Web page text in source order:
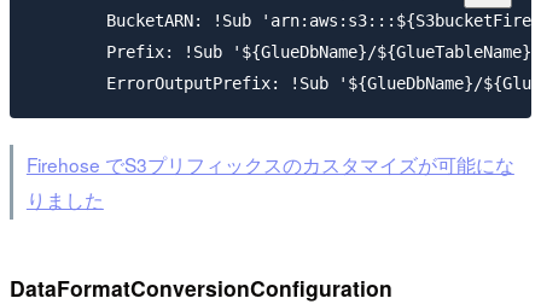
BucketARN: !Sub
Prefix: !Sub '${GlueDbName}/
Firehose でS3プリフィックスのカスタマイズが可能にな
りました
DataFormatConversionConfiguration